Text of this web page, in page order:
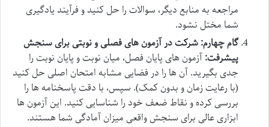
مراجعه به منابع دیگر، سوالات را حل کنید و فرآیند یادگیری
شما مختل نشود.
گام چهارم: شرکت در آزمون های فصلی و نوبتی برای سنجش
پیشرفت:آزمون های پایان فصل، میان نوبت و پایان نوبت را
جدی بگیرید. آن ها را در فضایی مشابه امتحان اصلی حل کنید
(با رعایت زمان و بدون کمک). سپس، با دقت پاسخنامه ها را
بررسی کرده و نقاط ضعف خود را شناسایی کنید. این آزمون ها
ابزاری عالی برای سنجش واقعی میزان آمادگی شما هستند.